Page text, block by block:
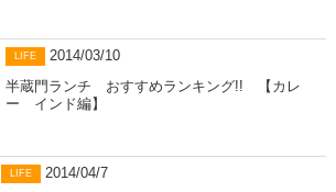
LIFE
2014/03/10
半蔵門ランチ おすすめランキング!! 【カレ
ー インド編】
LIFE
2014/04/7